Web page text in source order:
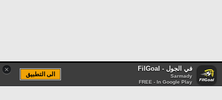
× في الجول - FilGoal
Sarmady
FREE - In Google Play
الى التطبيق